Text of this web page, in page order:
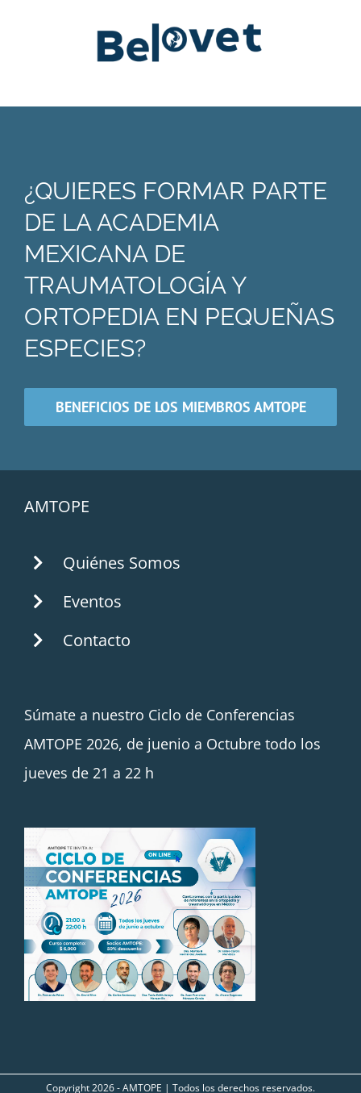
¿QUIERES FORMAR PARTE
DE LA ACADEMIA
MEXICANA DE
TRAUMATOLOGÍA Y
ORTOPEDIA EN PEQUEÑAS
ESPECIES?
BENEFICIOS DE LOS MIEMBROS AMTOPE
AMTOPE
Quiénes Somos
Eventos
Contacto
Súmate a nuestro Ciclo de Conferencias
AMTOPE 2026, de juenio a Octubre todo los
jueves de 21 a 22 h
Copyright2026 - AMTOPE | Todos los derechos reservados.